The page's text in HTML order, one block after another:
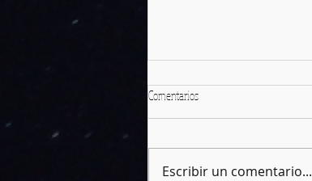
Comentarios
Escribir un comentario...